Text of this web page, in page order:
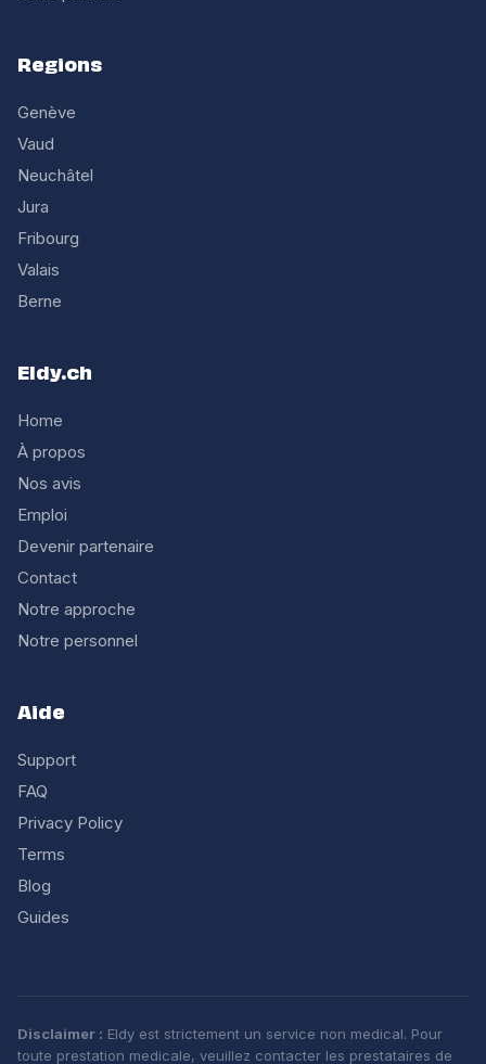
Regions
Genève
Vaud
Neuchâtel
Jura
Fribourg
Valais
Berne
Eldy.ch
Home
À propos
Nos avis
Emploi
Devenir partenaire
Contact
Notre approche
Notre personnel
Aide
Support
FAQ
Privacy Policy
Terms
Blog
Guides
Disclaimer : Eldy est strictement un service non medical. Pour
toute prestation medicale, veuillez contacter les prestataires de